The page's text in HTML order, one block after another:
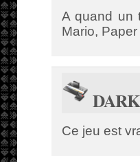
A quand un
Mario,
Ce jeu est